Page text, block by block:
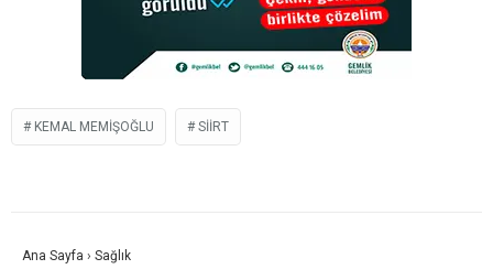
KEMAL MEMIŞOĞLU SIIRT
Ana Sayfa › Sağlık